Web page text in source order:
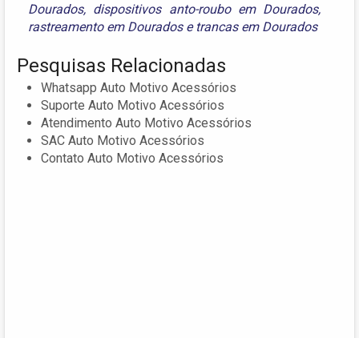
Dourados, dispositivos anto-roubo em Dourados,
rastreamento em Douradose trancas em Dourados
Pesquisas Relacionadas
Whatsapp Auto Motivo Acessórios
Suporte Auto Motivo Acessórios
Atendimento Auto Motivo Acessórios
SAC Auto Motivo Acessórios
Contato Auto Motivo Acessórios